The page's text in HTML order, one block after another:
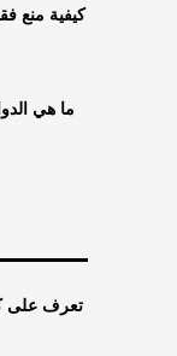
كيفية منع
ما هي
تعرف على